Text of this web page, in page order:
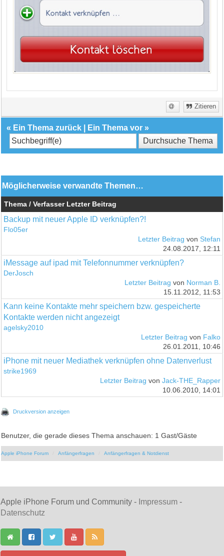
Zitieren
« Ein Thema zurück Ein Thema vor »
Möglicherweise verwandte Themen…
Thema / Verfasser Letzter Beitrag
Backup mit neuer Apple ID verknüpfen?!
Flo05er
Letzter Beitrag von Stefan
24.08.2017, 12:11
iMessage auf ipad mit Telefonnummer verknüpfen?
DerJosch
Letzter Beitrag von Norman B.
15.11.2012, 11:53
Kann keine Kontakte mehr speichern bzw. gespeicherte
Kontakte werden nicht angezeigt
agelsky2010
Letzter Beitrag von Falko
26.01.2011, 10:46
iPhone mit neuer Mediathek verknüpfen ohne Datenverlust
strike1969
Letzter Beitrag von Jack-THE_Rapper
10.06.2010, 14:01
Druckversion anzeigen
Benutzer, die gerade dieses Thema anschauen: 1 Gast/Gäste
Apple iPhone Forum Anfängerfragen Anfängerfragen & Notdienst
Apple iPhone Forum und Community - Impressum -
Datenschutz